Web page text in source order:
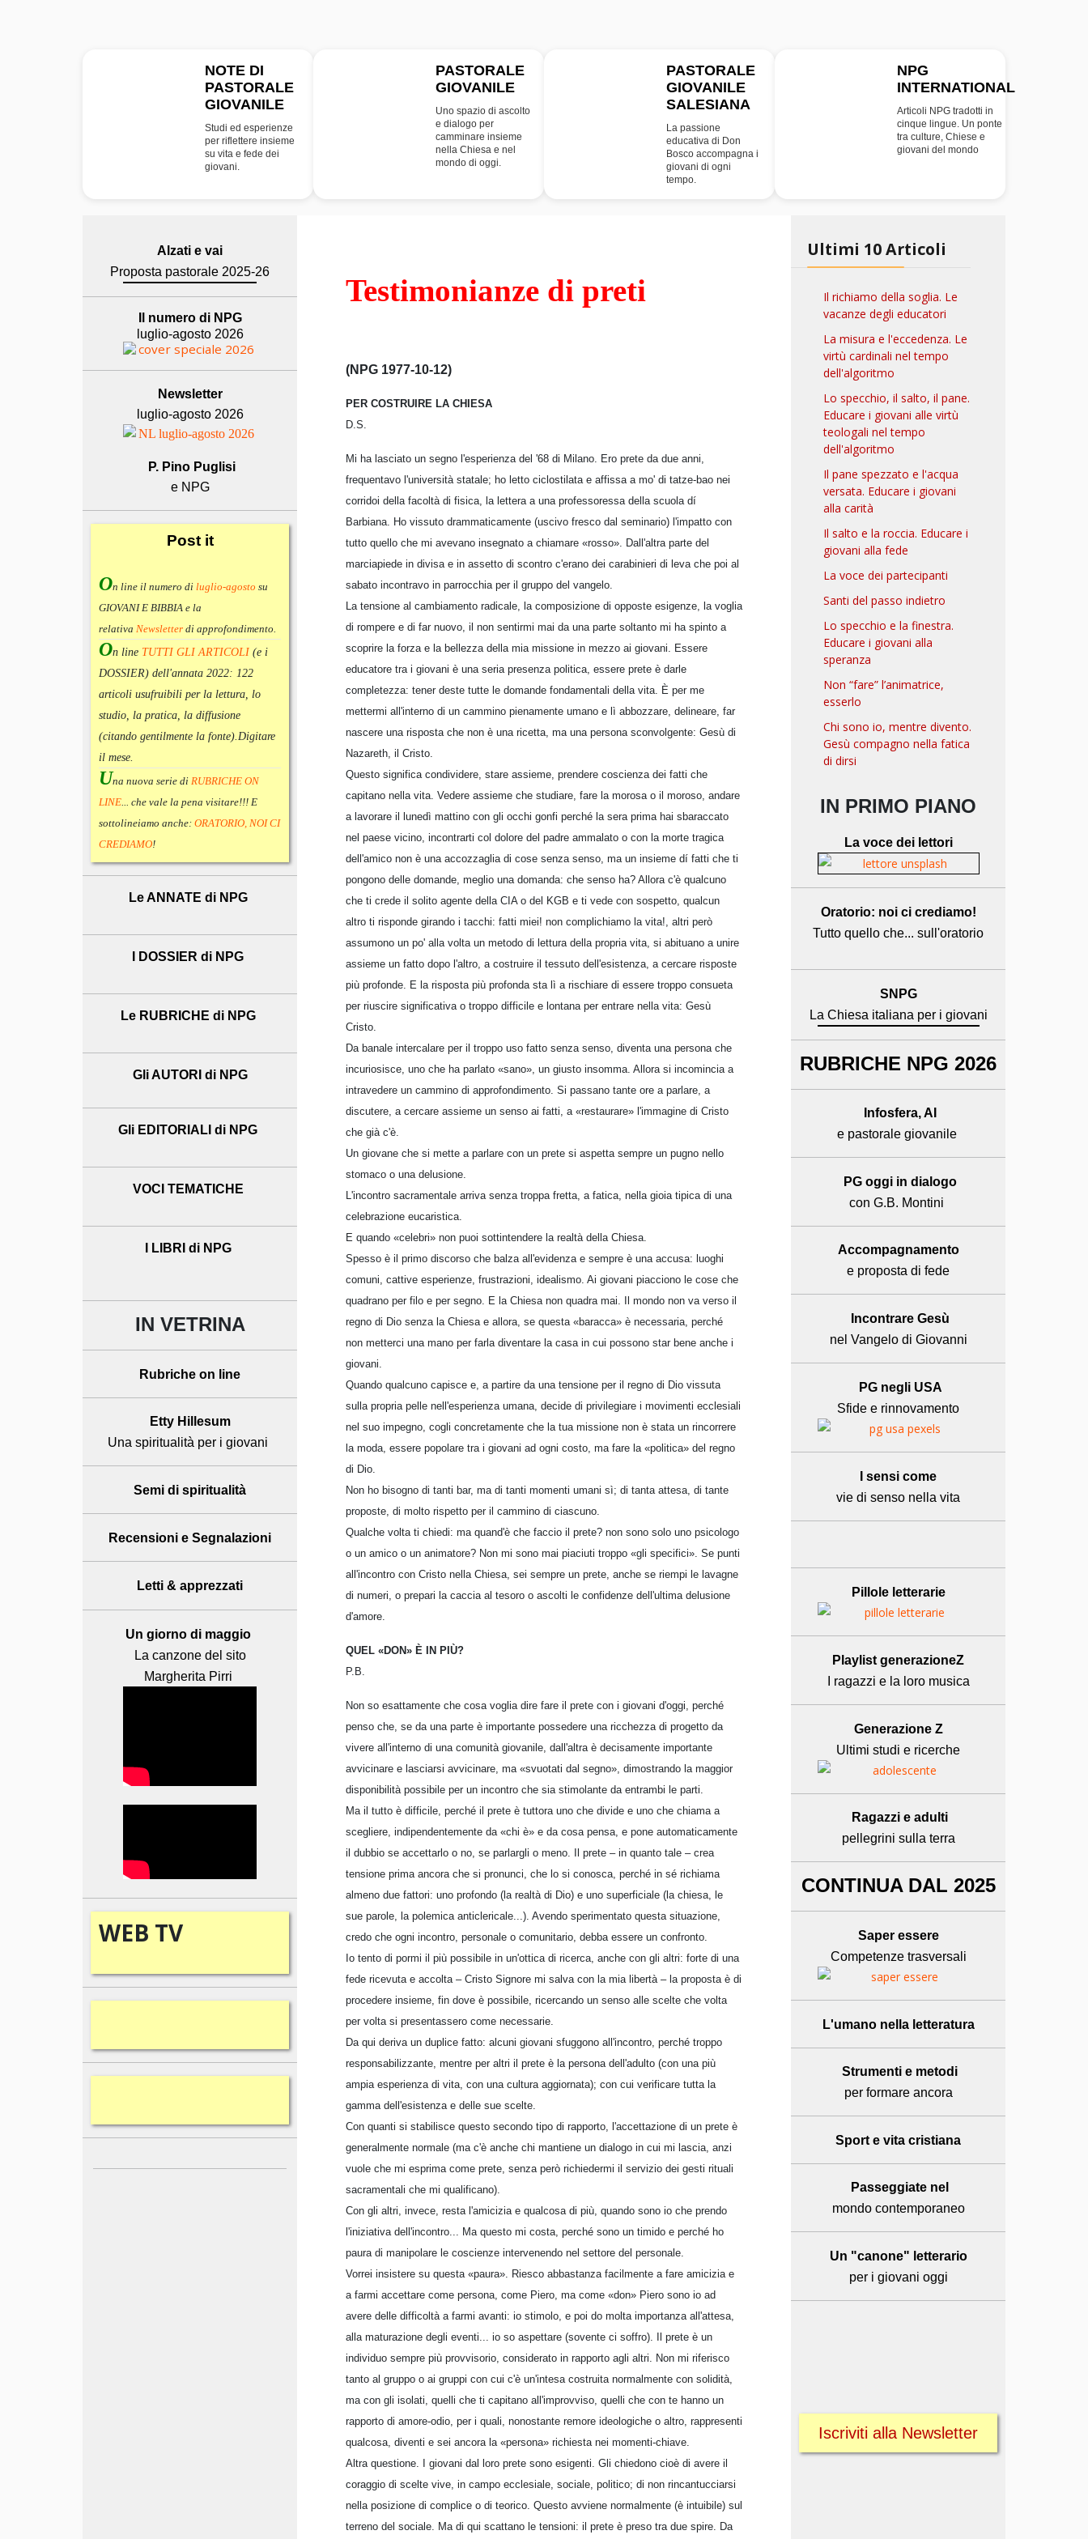
NOTE DI
PASTORALE
GIOVANILE
Studi ed esperienze
per riflettere insieme
su vita e fede dei
giovani.
PASTORALE
GIOVANILE
Uno spazio di ascolto
e dialogo per
camminare insieme
nella Chiesa e nel
mondo di oggi.
PASTORALE
GIOVANILE
SALESIANA
La passione
educativa di Don
Bosco accompagna i
giovani di ogni
tempo.
NPG
INTERNATIONAL
Articoli NPG tradotti in
cinque lingue. Un ponte
tra culture, Chiese e
giovani del mondo
Alzati e vai
Proposta pastorale 2025-26
Il numero di NPG
luglio-agosto 2026
Newsletter
luglio-agosto 2026
P. Pino Puglisi
e NPG
Postit
On line il numero di luglio-agosto su
GIOVANI E BIBBIA e la
relativa Newsletter di approfondimento.
On line TUTTI GLI ARTICOLI (e i
DOSSIER) dell'annata 2022: 122
articoli usufruibili per la lettura, lo
studio, la pratica, la diffusione
(citando gentilmente la fonte).Digitare
il mese.
Una nuova serie di RUBRICHE ON
LINE... che vale la pena visitare!!! E
sottolineiamo anche: ORATORIO, NOI CI
CREDIAMO!
Le ANNATE di NPG
I DOSSIER di NPG
Le RUBRICHE di NPG
Gli AUTORI di NPG
Gli EDITORIALI di NPG
VOCI TEMATICHE
I LIBRI di NPG
IN VETRINA
Rubriche on line
Etty Hillesum
Una spiritualità per i giovani
Semi di spiritualità
Recensioni e Segnalazioni
Letti & apprezzati
Un giorno di maggio
La canzone del sito
Margherita Pirri
WEB TV
Testimonianze di preti
(NPG 1977-10-12)
PER COSTRUIRE LA CHIESA
D.S.
Mi ha lasciato un segno l'esperienza del '68 di Milano. Ero prete da due anni,
frequentavo l'università statale; ho letto ciclostilata e affissa a mo' di tatze-bao nei
corridoi della facoltà di fisica, la lettera a una professoressa della scuola dí
Barbiana. Ho vissuto drammaticamente (uscivo fresco dal seminario) l'impatto con
tutto quello che mi avevano insegnato a chiamare «rosso». Dall'altra parte del
marciapiede in divisa e in assetto di scontro c'erano dei carabinieri di leva che poi al
sabato incontravo in parrocchia per il gruppo del vangelo.
La tensione al cambiamento radicale, la composizione di opposte esigenze, la voglia
di rompere e di far nuovo, il non sentirmi mai da una parte soltanto mi ha spinto a
scoprire la forza e la bellezza della mia missione in mezzo ai giovani. Essere
educatore tra i giovani è una seria presenza politica, essere prete è darle
completezza: tener deste tutte le domande fondamentali della vita. È per me
mettermi all'interno di un cammino pienamente umano e lì abbozzare, delineare, far
nascere una risposta che non è una ricetta, ma una persona sconvolgente: Gesù di
Nazareth, il Cristo.
Questo significa condividere, stare assieme, prendere coscienza dei fatti che
capitano nella vita. Vedere assieme che studiare, fare la morosa o il moroso, andare
a lavorare il lunedì mattino con gli occhi gonfi perché la sera prima hai sbaraccato
nel paese vicino, incontrarti col dolore del padre ammalato o con la morte tragica
dell'amico non è una accozzaglia di cose senza senso, ma un insieme dí fatti che ti
pongono delle domande, meglio una domanda: che senso ha? Allora c'è qualcuno
che ti crede il solito agente della CIA o del KGB e ti vede con sospetto, qualcun
altro ti risponde girando i tacchi: fatti miei! non complichiamo la vita!, altri però
assumono un po' alla volta un metodo di lettura della propria vita, si abituano a unire
assieme un fatto dopo l'altro, a costruire il tessuto dell'esistenza, a cercare risposte
più profonde. E la risposta più profonda sta lì a rischiare di essere troppo consueta
per riuscire significativa o troppo difficile e lontana per entrare nella vita: Gesù
Cristo.
Da banale intercalare per il troppo uso fatto senza senso, diventa una persona che
incuriosisce, uno che ha parlato «sano», un giusto insomma. Allora si incomincia a
intravedere un cammino di approfondimento. Si passano tante ore a parlare, a
discutere, a cercare assieme un senso ai fatti, a «restaurare» l'immagine di Cristo
che già c'è.
Un giovane che si mette a parlare con un prete si aspetta sempre un pugno nello
stomaco o una delusione.
L'incontro sacramentale arriva senza troppa fretta, a fatica, nella gioia tipica di una
celebrazione eucaristica.
E quando «celebri» non puoi sottintendere la realtà della Chiesa.
Spesso è il primo discorso che balza all'evidenza e sempre è una accusa: luoghi
comuni, cattive esperienze, frustrazioni, idealismo. Ai giovani piacciono le cose che
quadrano per filo e per segno. E la Chiesa non quadra mai. Il mondo non va verso il
regno di Dio senza la Chiesa e allora, se questa «baracca» è necessaria, perché
non metterci una mano per farla diventare la casa in cui possono star bene anche i
giovani.
Quando qualcuno capisce e, a partire da una tensione per il regno di Dio vissuta
sulla propria pelle nell'esperienza umana, decide di privilegiare i movimenti ecclesiali
nel suo impegno, cogli concretamente che la tua missione non è stata un rincorrere
la moda, essere popolare tra i giovani ad ogni costo, ma fare la «politica» del regno
di Dio.
Non ho bisogno di tanti bar, ma di tanti momenti umani sì; di tanta attesa, di tante
proposte, di molto rispetto per il cammino di ciascuno.
Qualche volta ti chiedi: ma quand'è che faccio il prete? non sono solo uno psicologo
o un amico o un animatore? Non mi sono mai piaciuti troppo «gli specifici». Se punti
all'incontro con Cristo nella Chiesa, sei sempre un prete, anche se riempi le lavagne
di numeri, o prepari la caccia al tesoro o ascolti le confidenze dell'ultima delusione
d'amore.
QUEL «DON» È IN PIÙ?
P.B.
Non so esattamente che cosa voglia dire fare il prete con i giovani d'oggi, perché
penso che, se da una parte è importante possedere una ricchezza di progetto da
vivere all'interno di una comunità giovanile, dall'altra è decisamente importante
avvicinare e lasciarsi avvicinare, ma «svuotati dal segno», dimostrando la maggior
disponibilità possibile per un incontro che sia stimolante da entrambi le parti.
Ma il tutto è difficile, perché il prete è tuttora uno che divide e uno che chiama a
scegliere, indipendentemente da «chi è» e da cosa pensa, e pone automaticamente
il dubbio se accettarlo o no, se parlargli o meno. Il prete – in quanto tale – crea
tensione prima ancora che si pronunci, che lo si conosca, perché in sé richiama
almeno due fattori: uno profondo (la realtà di Dio) e uno superficiale (la chiesa, le
sue parole, la polemica anticlericale...). Avendo sperimentato questa situazione,
credo che ogni incontro, personale o comunitario, debba essere un confronto.
Io tento di pormi il più possibile in un'ottica di ricerca, anche con gli altri: forte di una
fede ricevuta e accolta – Cristo Signore mi salva con la mia libertà – la proposta è di
procedere insieme, fin dove è possibile, ricercando un senso alle scelte che volta
per volta si presentassero come necessarie.
Da qui deriva un duplice fatto: alcuni giovani sfuggono all'incontro, perché troppo
responsabilizzante, mentre per altri il prete è la persona dell'adulto (con una più
ampia esperienza di vita, con una cultura aggiornata); con cui verificare tutta la
gamma dell'esistenza e delle sue scelte.
Con quanti si stabilisce questo secondo tipo di rapporto, l'accettazione di un prete è
generalmente normale (ma c'è anche chi mantiene un dialogo in cui mi lascia, anzi
vuole che mi esprima come prete, senza però richiedermi il servizio dei gesti rituali
sacramentali che mi qualificano).
Con gli altri, invece, resta l'amicizia e qualcosa di più, quando sono io che prendo
l'iniziativa dell'incontro... Ma questo mi costa, perché sono un timido e perché ho
paura di manipolare le coscienze intervenendo nel settore del personale.
Vorrei insistere su questa «paura». Riesco abbastanza facilmente a fare amicizia e
a farmi accettare come persona, come Piero, ma come «don» Piero sono io ad
avere delle difficoltà a farmi avanti: io stimolo, e poi do molta importanza all'attesa,
alla maturazione degli eventi... io so aspettare (sovente ci soffro). Il prete è un
individuo sempre più provvisorio, considerato in rapporto agli altri. Non mi riferisco
tanto al gruppo o ai gruppi con cui c'è un'intesa costruita normalmente con solidità,
ma con gli isolati, quelli che ti capitano all'improvviso, quelli che con te hanno un
rapporto di amore-odio, per i quali, nonostante remore ideologiche o altro, rappresenti
qualcosa, diventi e sei ancora la «persona» richiesta nei momenti-chiave.
Altra questione. I giovani dal loro prete sono esigenti. Gli chiedono cioè di avere il
coraggio di scelte vive, in campo ecclesiale, sociale, politico; di non rincantucciarsi
nella posizione di complice o di teorico. Questo avviene normalmente (è intuibile) sul
terreno del sociale. Ma di qui scattano le tensioni: il prete è preso tra due spire. Da
Ultimi 10 Articoli
Il richiamo della soglia. Le
vacanze degli educatori
La misura e l'eccedenza. Le
virtù cardinali nel tempo
dell'algoritmo
Lo specchio, il salto, il pane.
Educare i giovani alle virtù
teologali nel tempo
dell'algoritmo
Il pane spezzato e l'acqua
versata. Educare i giovani
alla carità
Il salto e la roccia. Educare i
giovani alla fede
La voce dei partecipanti
Santi del passo indietro
Lo specchio e la finestra.
Educare i giovani alla
speranza
Non “fare” l’animatrice,
esserlo
Chi sono io, mentre divento.
Gesù compagno nella fatica
di dirsi
IN PRIMO PIANO
La voce dei lettori
Oratorio: noi ci crediamo!
Tutto quello che... sull'oratorio
SNPG
La Chiesa italiana per i giovani
RUBRICHE NPG 2026
Infosfera, AI
e pastorale giovanile
PG oggi in dialogo
con G.B. Montini
Accompagnamento
e proposta di fede
Incontrare Gesù
nel Vangelo di Giovanni
PG negli USA
Sfide e rinnovamento
I sensi come
vie di senso nella vita
Pillole letterarie
Playlist generazioneZ
I ragazzi e la loro musica
Generazione Z
Ultimi studi e ricerche
Ragazzi e adulti
pellegrini sulla terra
CONTINUA DAL 2025
Saper essere
Competenze trasversali
L'umanonella letteratura
Strumenti e metodi
per formare ancora
Sport e vita cristiana
Passeggiate nel
mondo contemporaneo
Un "canone" letterario
per i giovani oggi
Iscriviti alla Newsletter